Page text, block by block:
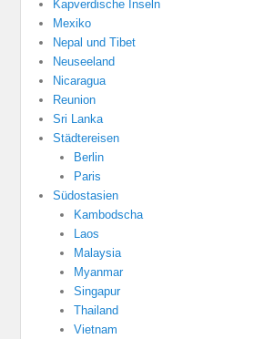
Kapverdische Inseln
Mexiko
Nepal und Tibet
Neuseeland
Nicaragua
Reunion
Sri Lanka
Städtereisen
Berlin
Paris
Südostasien
Kambodscha
Laos
Malaysia
Myanmar
Singapur
Thailand
Vietnam